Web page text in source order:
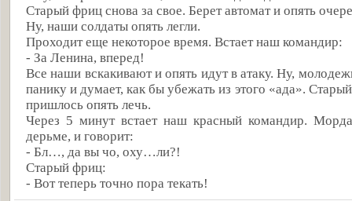
Старый фриц снова за свое. Берет автомат и опять
Ну, наши солдаты опять легли.
Проходит еще некоторое время. Встает наш командир:
- За Ленина, вперед!
Все наши вскакивают и опять идут в атаку. Ну,
панику и думает, как бы убежать из этого «ада».
пришлось опять лечь.
Через 5 минут встает наш красный командир.
дерьме, и говорит:
- Бл…, да вы чо, оху…ли?!
Старый фриц:
- Вот теперь точно пора текать!